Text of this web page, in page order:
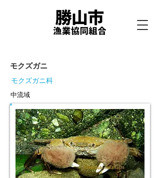
モクズガニ
モクズガニ科
中流域